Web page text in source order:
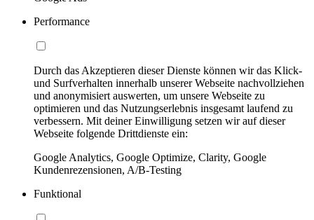
Performance
Durch das Akzeptieren dieser Dienste können wir das Klick-
und Surfverhalten innerhalb unserer Webseite nachvollziehen
und anonymisiert auswerten, um unsere Webseite zu
optimieren und das Nutzungserlebnis insgesamt laufend zu
verbessern. Mit deiner Einwilligung setzen wir auf dieser
Webseite folgende Drittdienste ein:
Google Analytics, Google Optimize, Clarity, Google
Kundenrezensionen, A/B-Testing
Funktional